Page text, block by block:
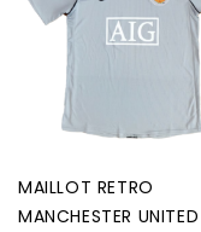
MAILLOT RETRO
MANCHESTER UNITED